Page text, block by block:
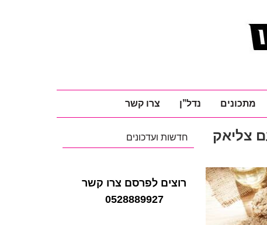
מתכונים נדל"ן צרו קשר
צליאק חדשות ועדכונים
רוצים לפרסם צרו קשר
0528889927